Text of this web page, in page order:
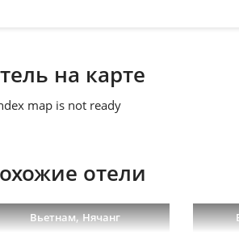
на карте
map is not ready
отели
Вьетнам,Нячанг